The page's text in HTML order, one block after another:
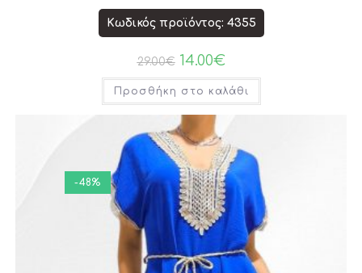
Κωδικός προϊόντος: 4355
29.00€ 14.00€
Προσθήκη στο καλάθι
-48%